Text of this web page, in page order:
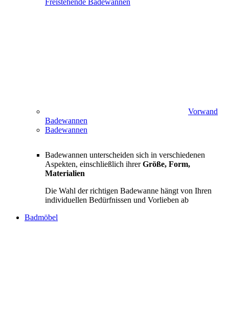
Freistehende Badewannen
Vorwand
Badewannen
Badewannen
Badewannen unterscheiden sich in verschiedenen
Aspekten, einschließlich ihrerGröße, Form,
Materialien
Die Wahl der richtigen Badewanne hängt von Ihren
individuellen Bedürfnissen und Vorlieben ab
Badmöbel